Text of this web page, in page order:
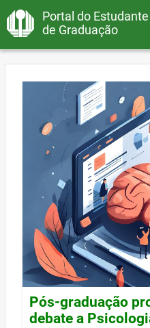
Portal do Estudante
de Graduação
Pós-graduação
debate a